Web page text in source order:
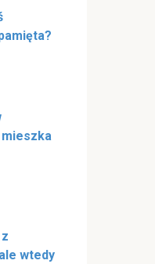
mieszka
wtedy